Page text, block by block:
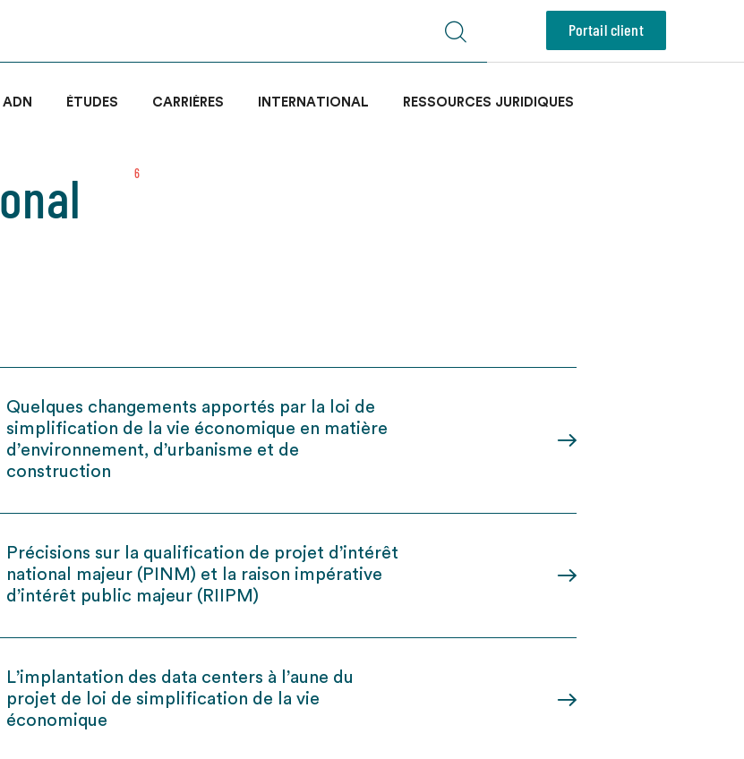
Portail client
ADN ÉTUDES CARRIÈRES INTERNATIONAL RESSOURCES JURIDIQUES
6
Quelques changements apportés par la loi de
simplification de la vie économique en matière
d’environnement, d’urbanisme et de
construction
Précisions sur la qualification de projet d’intérêt
national majeur (PINM) et la raison impérative
d’intérêt public majeur (RIIPM)
L’implantation des data centers à l’aune du
projet de loi de simplification de la vie
économique